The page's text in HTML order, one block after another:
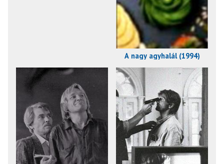
A nagy agyhalál (1994)